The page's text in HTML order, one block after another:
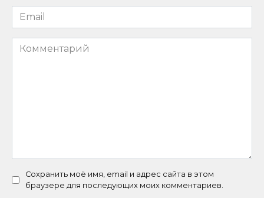
Email
*
Комментарий
Сохранить моё имя, email и адрес сайта в этом
браузере для последующих моих комментариев.